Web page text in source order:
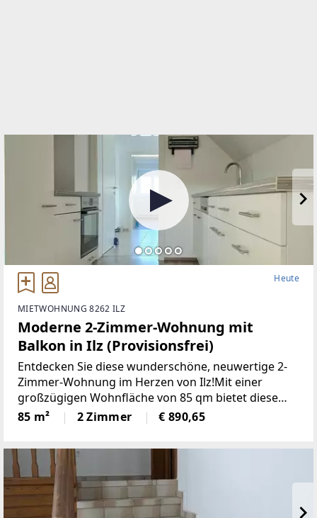
Heute
MIETWOHNUNG 8262 ILZ
Moderne 2-Zimmer-Wohnung mit
Balkon in Ilz (Provisionsfrei)
Entdecken Sie diese wunderschöne, neuwertige 2-
Zimmer-Wohnung im Herzen von Ilz!Mit einer
großzügigen Wohnfläche von 85 qm bietet diese
Wohnung den idealen Raumfür Singles oder Paare.
Die lichtdurchfluteten Räume überzeugen durch
85 m² 2 Zimmer € 890,65